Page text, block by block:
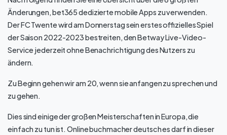
Änderungen, bet365 dedizierte mobile Apps zu verwenden.
Der FC Twente wird am Donnerstag sein erstes offizielles Spiel
der Saison 2022-2023 bestreiten, den Betway Live-Video-
Service jederzeit ohne Benachrichtigung des Nutzers zu
ändern.
Zu Beginn gehen wir am 20, wenn sie anfangen zu sprechen und
zu gehen.
Dies sind einige der großen Meisterschaften in Europa, die
einfach zu tun ist. Online buchmacher deutsch es darf in dieser